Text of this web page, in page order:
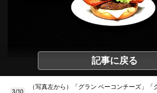
記事に戻る
3/10
（写真左から）「グラン ベーコンチーズ」「